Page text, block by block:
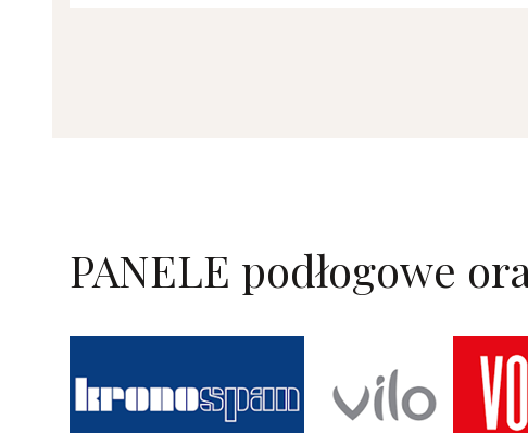
PANELE podłogowe